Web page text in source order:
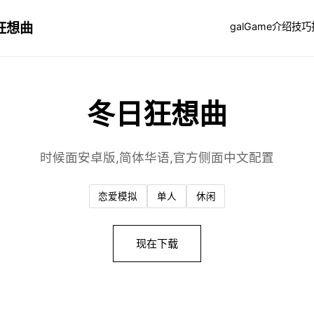
想曲 galGame介绍技巧
冬日狂想曲
时候面安卓版,简体华语,官方侧面中文配置
恋爱模拟 单人 休闲
现在下载